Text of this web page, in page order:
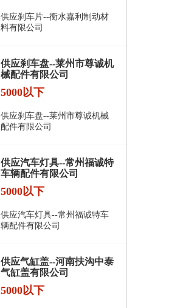
供应刹车片--衡水嘉利制动材
料有限公司
供应刹车盘--莱州市尊诚机
械配件有限公司
5000以下
供应刹车盘--莱州市尊诚机械
配件有限公司
供应汽车灯具--常州福诚特
车辆配件有限公司
5000以下
供应汽车灯具--常州福诚特车
辆配件有限公司
供应气缸盖--河南扶沟中泰
气缸盖有限公司
5000以下